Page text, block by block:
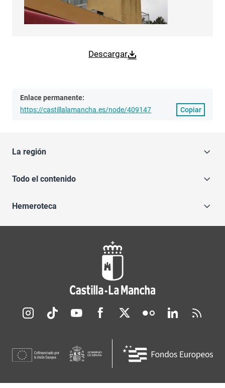
Descargar
Enlace permanente:
https://castillalamancha.es/node/409147
Copiar
La región
Todo el contenido
Hemeroteca
Redes sociales JCCM